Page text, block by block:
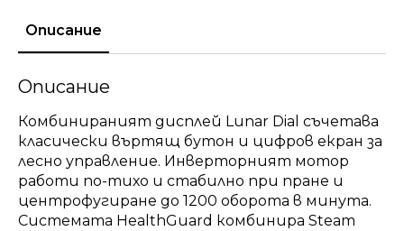
Описание
Описание
Комбинираният дисплей Lunar Dial съчетава
класически въртящ бутон и цифров екран за
лесно управление. Инверторният мотор
работи по-тихо и стабилно при пране и
центрофугиране до 1200 оборота в минута.
Системата HealthGuard комбинира Steam